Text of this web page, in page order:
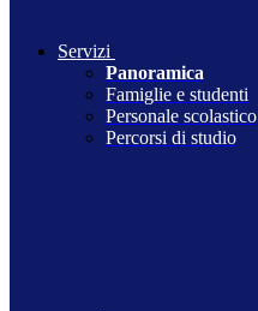
Servizi
Panoramica
Famiglie e studenti
Personale scolastico
Percorsi di studio